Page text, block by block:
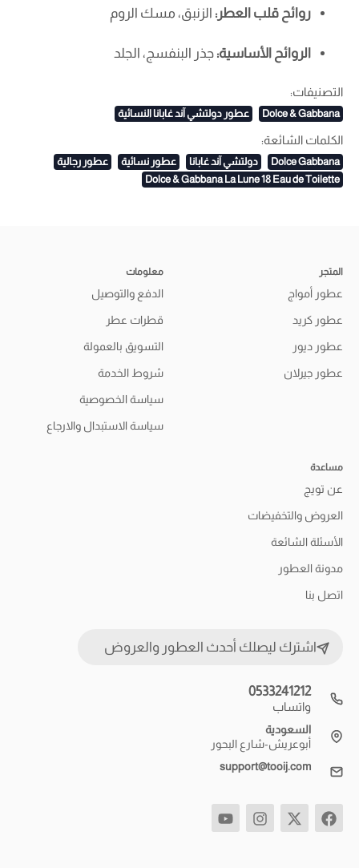
روائح قلب العطر: الزنبق، مسك الروم
الروائح الأساسية: جذر البنفسج، الجلد
التصنيفات:
Dolce & Gabbana عطور دولتشي آند غابانا النسائية
الكلمات الشائعة:
Dolce Gabbana دولتشي آند غابانا عطور نسائية
عطور رجالية
Dolce & Gabbana La Lune 18 Eau de Toilette
المتجر
عطور أمواج
عطور كريد
عطور ديور
عطور جيرلان
معلومات
الدفع والتوصيل
قطرات عطر
التسويق بالعمولة
شروط الخدمة
سياسة الخصوصية
سياسة الاستبدال والارجاع
مساعدة
عن تويج
العروض والتخفيضات
الأسئلة الشائعة
مدونة العطور
اتصل بنا
اشترك ليصلك أحدث العطور والعروض
0533241212
واتساب
السعودية
أبوعريش-شارع البحور
support@tooij.com